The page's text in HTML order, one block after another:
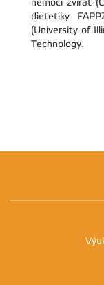
nemocí zvířat
dietetiky
(University of
Technology.